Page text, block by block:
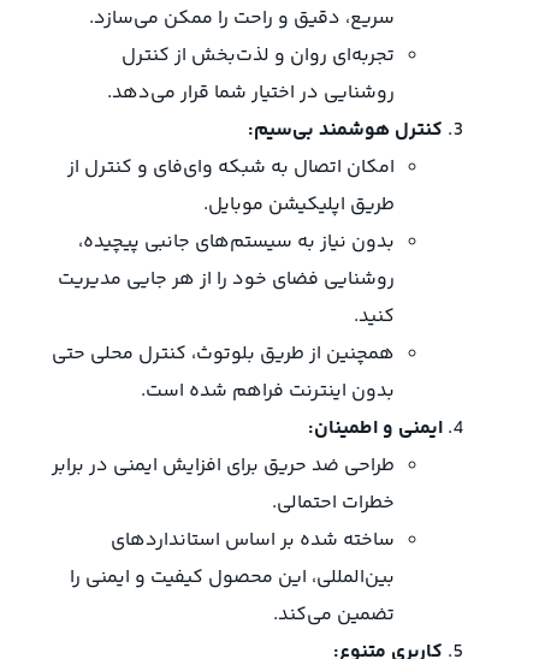
سریع، دقیق و راحت را ممکن می‌سازد.
تجربه‌ای روان و لذت‌بخش از کنترل
روشنایی در اختیار شما قرار می‌دهد.
کنترل هوشمند بی‌سیم:
امکان اتصال به شبکه وای‌فای و کنترل از
طریق اپلیکیشن موبایل.
بدون نیاز به سیستم‌های جانبی پیچیده،
روشنایی فضای خود را از هر جایی مدیریت
کنید.
همچنین از طریق بلوتوث، کنترل محلی حتی
بدون اینترنت فراهم شده است.
ایمنی و اطمینان:
طراحی ضد حریق برای افزایش ایمنی در برابر
خطرات احتمالی.
ساخته شده بر اساس استانداردهای
بین‌المللی، این محصول کیفیت و ایمنی را
تضمین می‌کند.
کاربری متنوع: